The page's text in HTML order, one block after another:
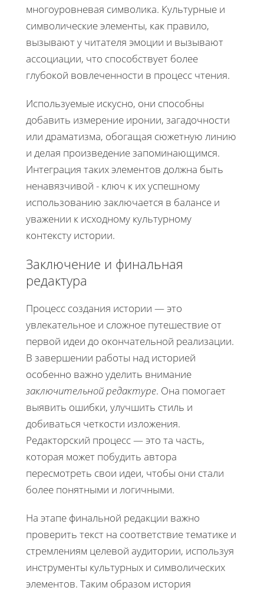
многоуровневая символика. Культурные и
символические элементы, как правило,
вызывают у читателя эмоции и вызывают
ассоциации, что способствует более
глубокой вовлеченности в процесс чтения.
Используемые искусно, они способны
добавить измерение иронии, загадочности
или драматизма, обогащая сюжетную линию
и делая произведение запоминающимся.
Интеграция таких элементов должна быть
ненавязчивой - ключ к их успешному
использованию заключается в балансе и
уважении к исходному культурному
контексту истории.
Заключение и финальная
редактура
Процесс создания истории — это
увлекательное и сложное путешествие от
первой идеи до окончательной реализации.
В завершении работы над историей
особенно важно уделить внимание
заключительной редактуре. Она помогает
выявить ошибки, улучшить стиль и
добиваться четкости изложения.
Редакторский процесс — это та часть,
которая может побудить автора
пересмотреть свои идеи, чтобы они стали
более понятными и логичными.
На этапе финальной редакции важно
проверить текст на соответствие тематике и
стремлениям целевой аудитории, используя
инструменты культурных и символических
элементов. Таким образом история